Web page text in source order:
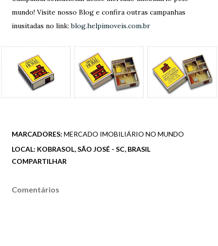
mundo! Visite nosso Blog e confira outras campanhas
inusitadas no link:blog.helpimoveis.com.br
MARCADORES: MERCADO IMOBILIÁRIO NO MUNDO
LOCAL: KOBRASOL, SÃO JOSÉ - SC, BRASIL
COMPARTILHAR
Comentários